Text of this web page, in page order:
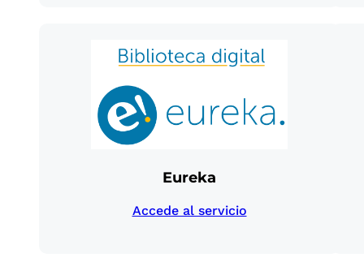
Eureka
Accede al servicio